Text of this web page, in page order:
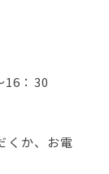
16：30
か、お電